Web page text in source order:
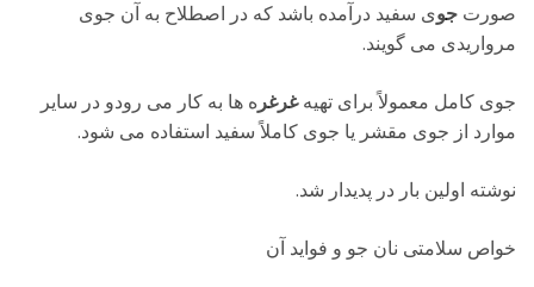
صورت جوی سفید درآمده باشد که در اصطلاح به آن جوی
مرواریدی می گویند.
جوی کامل معمولاً برای تهیهغرغره ها به کار می رودو در سایر
موارد از جوی مقشر یا جوی کاملاً سفید استفاده می شود.
نوشته اولین بار در پدیدار شد.
خواص سلامتی نان جو و فواید آن